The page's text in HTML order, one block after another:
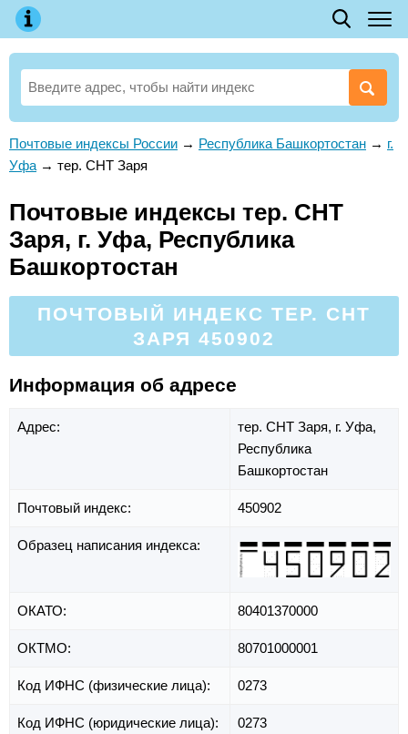
Почтовые индексы России → Республика Башкортостан → г.
Уфа → тер. СНТ Заря
Почтовые индексы тер. СНТ
Заря, г. Уфа, Республика
Башкортостан
ПОЧТОВЫЙ ИНДЕКС ТЕР. СНТ
ЗАРЯ 450902
Информация об адресе
Адрес: тер. СНТ Заря, г. Уфа,
Республика
Башкортостан
Почтовый индекс: 450902
Образец написания индекса:
ОКАТО: 80401370000
ОКТМО: 80701000001
Код ИФНС (физические лица): 0273
Код ИФНС (юридические лица): 0273